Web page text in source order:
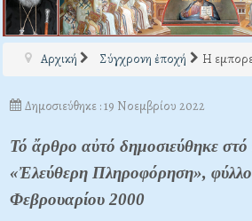
Αρχική Σύγχρονη ἐποχή Η
Δημοσιεύθηκε : 19 Νοεμβρίου 2022
Τό ἄρθρο αὐτό δημοσιεύθηκε στό
«Ἐλεύθερη Πληροφόρηση»,
Φεβρουαρίου 2000